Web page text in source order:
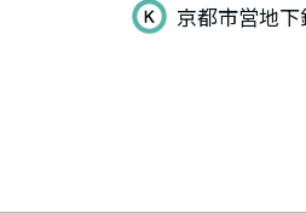
京都市営地